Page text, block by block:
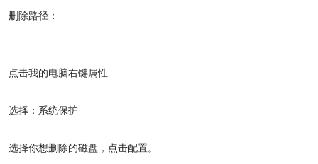
删除路径：
点击我的电脑右键属性
选择：系统保护
选择你想删除的磁盘，点击配置。